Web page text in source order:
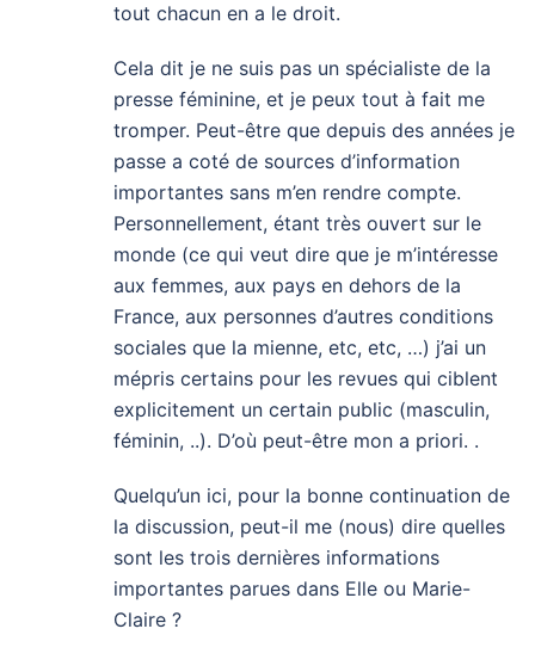
tout chacun en a le droit.
Cela dit je ne suis pas un spécialiste de la
presse féminine, et je peux tout à fait me
tromper. Peut-être que depuis des années je
passe a coté de sources d’information
importantes sans m’en rendre compte.
Personnellement, étant très ouvert sur le
monde (ce qui veut dire que je m’intéresse
aux femmes, aux pays en dehors de la
France, aux personnes d’autres conditions
sociales que la mienne, etc, etc, …) j’ai un
mépris certains pour les revues qui ciblent
explicitement un certain public (masculin,
féminin, ..). D’où peut-être mon a priori. .
Quelqu’un ici, pour la bonne continuation de
la discussion, peut-il me (nous) dire quelles
sont les trois dernières informations
importantes parues dans Elle ou Marie-
Claire ?